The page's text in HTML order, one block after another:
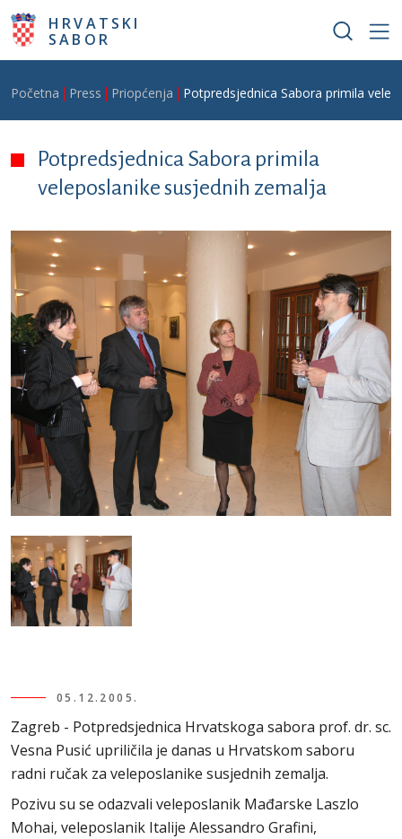
Skoči na glavni sadržaj
HRVATSKI
SABOR
Breadcrumb
Početna Press Priopćenja Potpredsjednica Sabora primila
Potpredsjednica Sabora primila
veleposlanike susjednih zemalja
05.12.2005.
Zagreb - Potpredsjednica Hrvatskoga sabora prof. dr. sc.
Vesna Pusić upriličila je danas u Hrvatskom saboru
radni ručak za veleposlanike susjednih zemalja.
Pozivu su se odazvali veleposlanik Mađarske Laszlo
Mohai, veleposlanik Italije Alessandro Grafini,